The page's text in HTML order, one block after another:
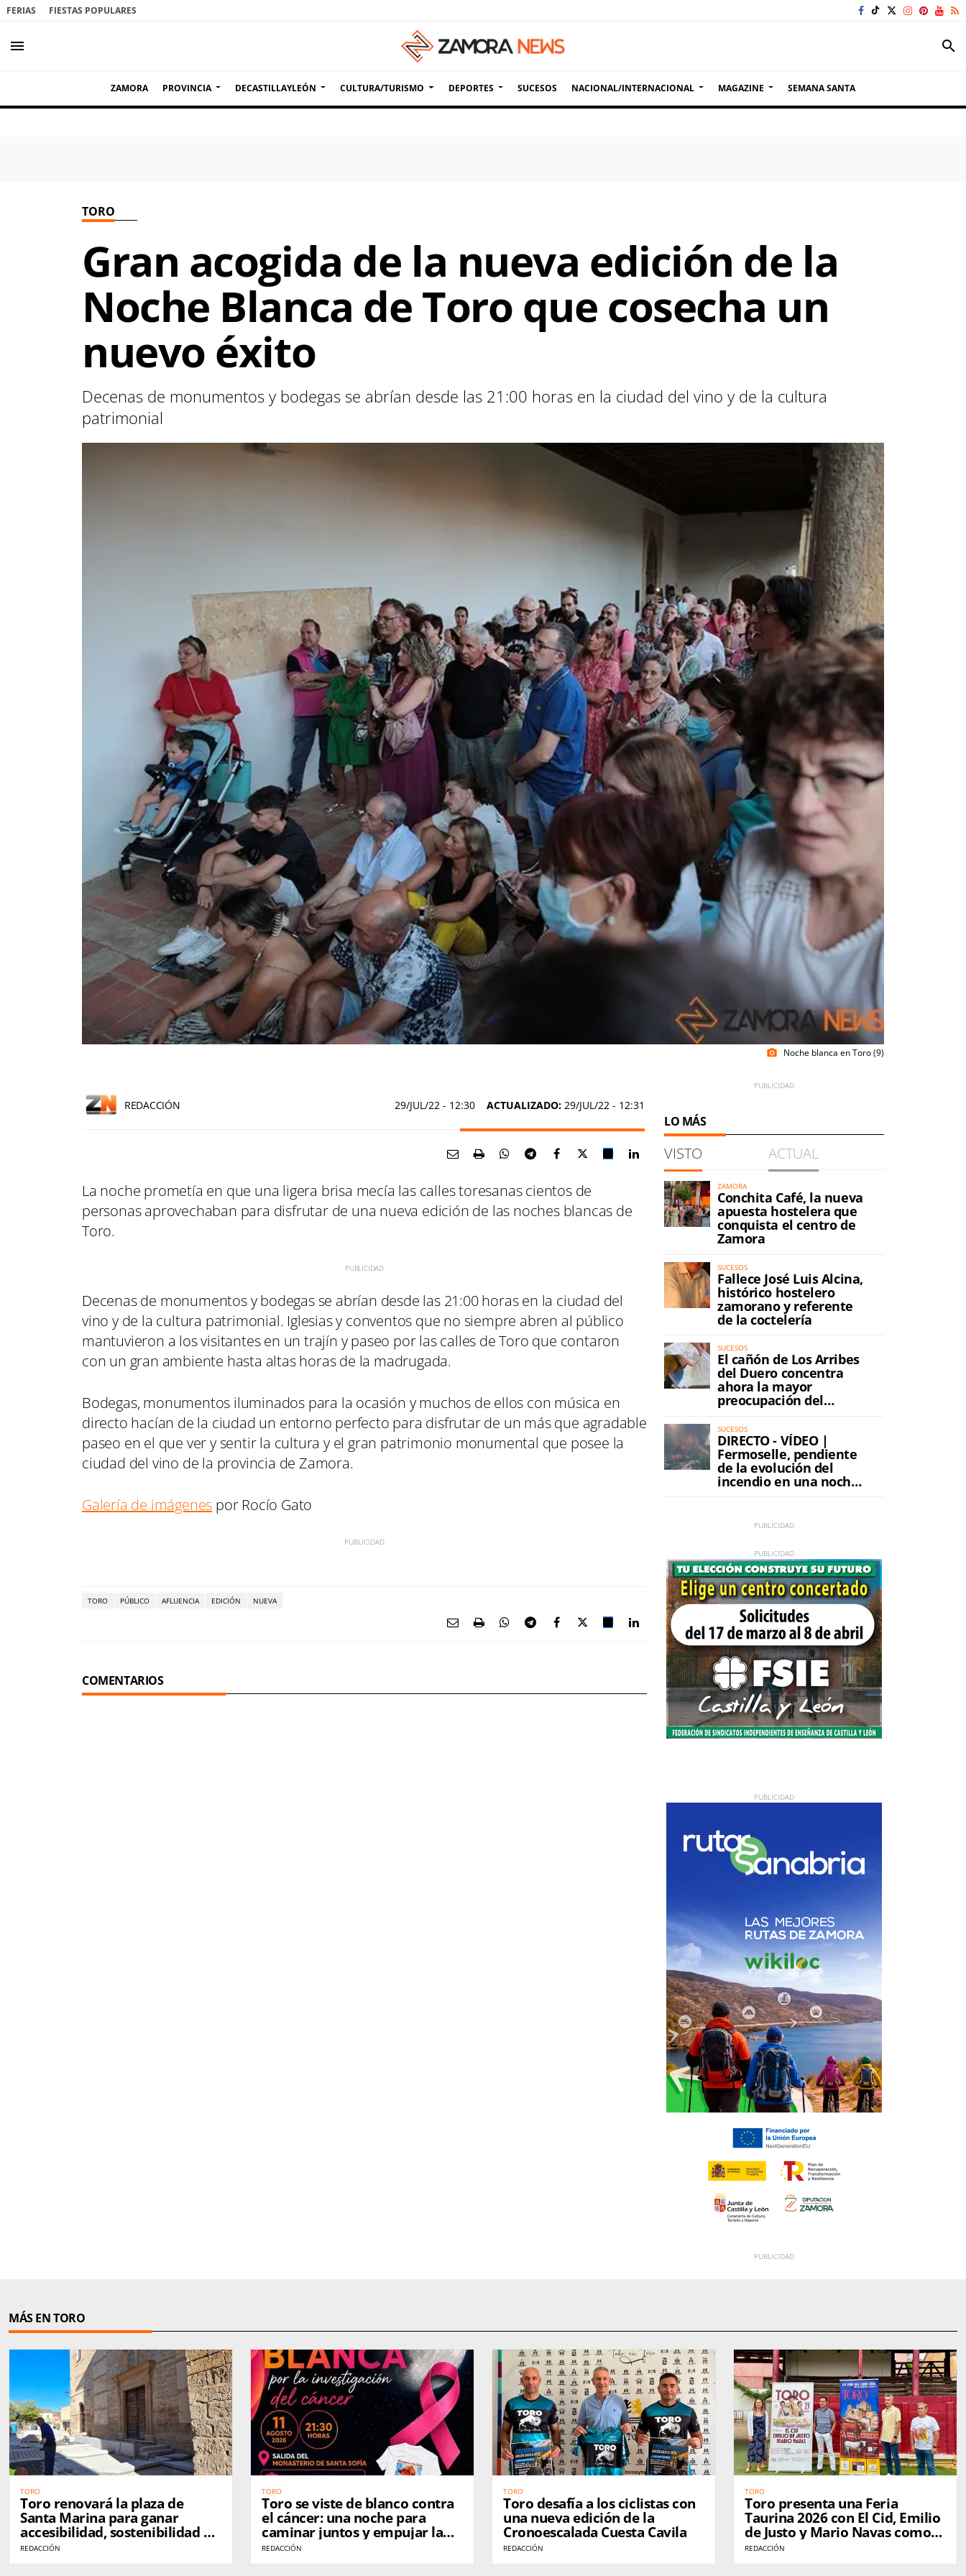
FERIAS FIESTAS POPULARES
menu search
ZAMORA PROVINCIA DECASTILLAYLEÓN CULTURA/TURISMO DEPORTES SUCESOS NACIONAL/INTERNACIONAL MAGAZINE SEMANA SANTA
TORO
Gran acogida de la nueva edición de la
Noche Blanca de Toro que cosecha un
nuevo éxito
Decenas de monumentos y bodegas se abrían desde las 21:00 horas en la ciudad del vino y de la cultura
patrimonial
photo_camera Noche blanca en Toro (9)
REDACCIÓN 29/JUL/22 - 12:30 ACTUALIZADO: 29/JUL/22 - 12:31
La noche prometía en que una ligera brisa mecía las calles toresanas cientos de
personas aprovechaban para disfrutar de una nueva edición de las noches blancas de
Toro.
Decenas de monumentos y bodegas se abrían desde las 21:00 horas en la ciudad del
vino y de la cultura patrimonial. Iglesias y conventos que no siempre abren al público
mantuvieron a los visitantes en un trajín y paseo por las calles de Toro que contaron
con un gran ambiente hasta altas horas de la madrugada.
Bodegas, monumentos iluminados para la ocasión y muchos de ellos con música en
directo hacían de la ciudad un entorno perfecto para disfrutar de un más que agradable
paseo en el que ver y sentir la cultura y el gran patrimonio monumental que posee la
ciudad del vino de la provincia de Zamora.
Galería de imágenes por Rocío Gato
TORO PÚBLICO AFLUENCIA EDICIÓN NUEVA
COMENTARIOS
LO MÁS
VISTO ACTUAL
ZAMORA
Conchita Café, la nueva
apuesta hostelera que
conquista el centro de
Zamora
SUCESOS
Fallece José Luis Alcina,
histórico hostelero
zamorano y referente
de la coctelería
SUCESOS
El cañón de Los Arribes
del Duero concentra
ahora la mayor
preocupación del
incendio
SUCESOS
DIRECTO - VÍDEO |
Fermoselle, pendiente
de la evolución del
incendio en una noche
MÁS EN TORO
TORO
Toro renovará la plaza de
Santa Marina para ganar
accesibilidad, sostenibilidad y
atractivo turístico
REDACCIÓN
TORO
Toro se viste de blanco contra
el cáncer: una noche para
caminar juntos y empujar la
investigación
REDACCIÓN
TORO
Toro desafía a los ciclistas con
una nueva edición de la
Cronoescalada Cuesta Cavila
REDACCIÓN
TORO
Toro presenta una Feria
Taurina 2026 con El Cid, Emilio
de Justo y Mario Navas como
cartel estrella
REDACCIÓN